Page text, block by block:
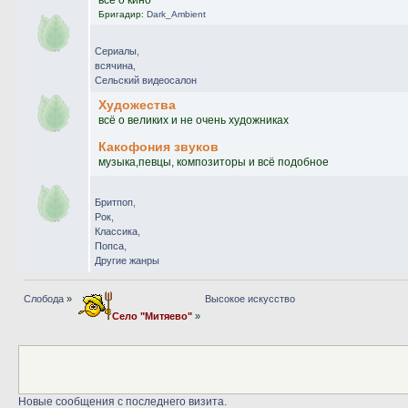
Бригадир: Dark_Ambient
Сериалы
всячина
Сельский видеосалон
Художества
всё о великих и не очень художниках
Какофония звуков
музыка,певцы, композиторы и всё подобное
Бритпоп
Рок
Классика
Попса
Другие жанры
Слобода »
Село "Митяево"»
Высокое искусство
Новые сообщения с последнего визита.